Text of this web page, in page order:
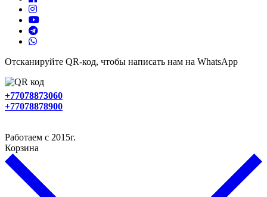
Отсканируйте QR-код, чтобы написать нам на WhatsApp
+77078873060
+77078878900
Работаем с 2015г.
Корзина